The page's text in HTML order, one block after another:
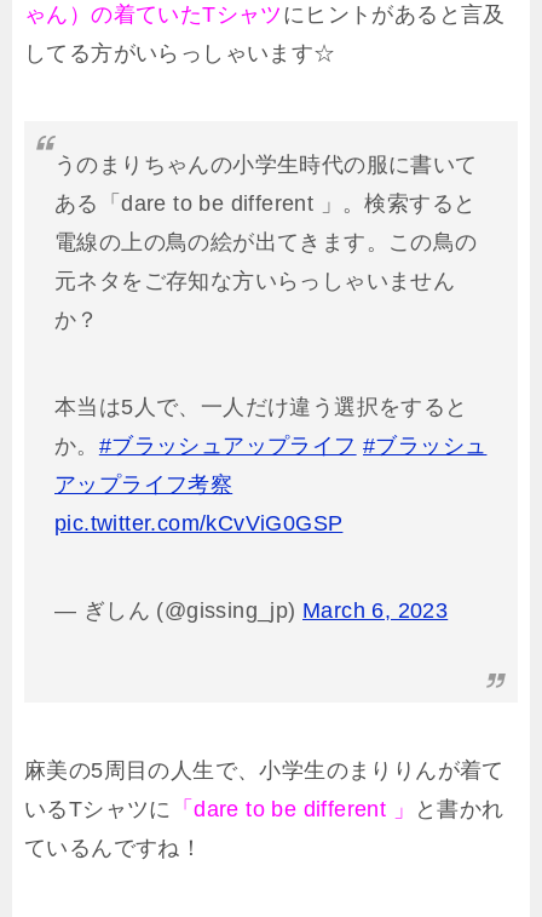
ゃん）の着ていたTシャツ にヒントがあると言及
してる方がいらっしゃいます☆
うのまりちゃんの小学生時代の服に書いて
ある「dare to be different 」。検索すると
電線の上の鳥の絵が出てきます。この鳥の
元ネタをご存知な方いらっしゃいません
か？
本当は5人で、一人だけ違う選択をすると
か。 #ブラッシュアップライフ #ブラッシュ
アップライフ考察
pic.twitter.com/kCvViG0GSP
— ぎしん (@gissing_jp) March 6, 2023
麻美の5周目の人生で、小学生のまりりんが着て
いるTシャツに
「dare to be different 」
と書かれ
ているんですね！